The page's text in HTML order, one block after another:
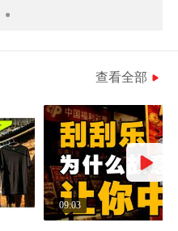
查看全部
09:03